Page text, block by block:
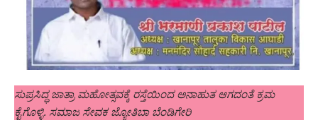
ಸುಪ್ರಸಿದ್ಧ ಜಾತ್ರಾ ಮಹೋತ್ಸವಕ್ಕೆ ರಸ್ತೆಯಿಂದ ಅನಾಹುತ ಆಗದಂತೆ ಕ್ರಮ
ಕೈಗೊಳ್ಳಿ. ಸಮಾಜ ಸೇವಕ ಜ್ಯೋತಿಬಾ ಬೆಂಡಿಗೇರಿ